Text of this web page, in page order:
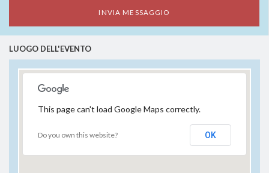
LUOGO DELL'EVENTO
This page can't load Google Maps correctly.
Do you own this website? OK